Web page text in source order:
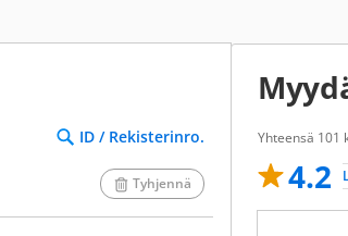
ID / Rekisterinro.
Tyhjennä
Yhteensä 101
4.2